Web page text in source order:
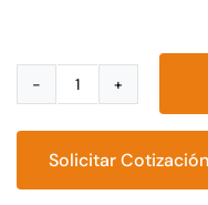
Sillón
Texas
cantidad
Solicitar Cotización